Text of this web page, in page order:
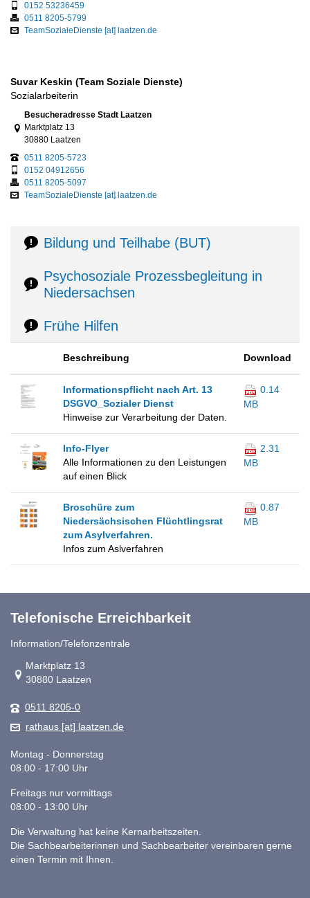
0152 53236459
0511 8205-5799
TeamSozialeDienste [at] laatzen.de
Suvar Keskin (Team Soziale Dienste)
Sozialarbeiterin
Link zur Google-Maps Navigation
Besucheradresse Stadt Laatzen
Marktplatz 13
30880 Laatzen
0511 8205-5723
0152 04912656
0511 8205-5097
TeamSozialeDienste [at] laatzen.de
Bildung und Teilhabe (BUT)
Psychosoziale Prozessbegleitung in
Niedersachsen
Frühe Hilfen
Beschreibung Download
Informationspflicht nach Art. 13
DSGVO_Sozialer Dienst
Hinweise zur Verarbeitung der Daten.
0.14
MB
Info-Flyer
Alle Informationen zu den Leistungen
auf einen Blick
2.31
MB
Broschüre zum
Niedersächsischen Flüchtlingsrat
zum Asylverfahren.
Infos zum Aslverfahren
0.87
MB
Telefonische Erreichbarkeit
Information/Telefonzentrale
Link zur Google-Maps Navigation
Marktplatz 13
30880 Laatzen
0511 8205-0
rathaus [at] laatzen.de
Montag - Donnerstag
08:00 - 17:00 Uhr
Freitags nur vormittags
08:00 - 13:00 Uhr
Die Verwaltung hat keine Kernarbeitszeiten.
Die Sachbearbeiterinnen und Sachbearbeiter vereinbaren gerne
einen Termin mit Ihnen.